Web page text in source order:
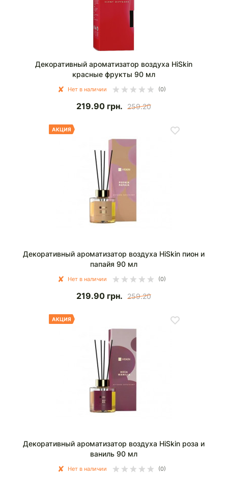
Декоративный ароматизатор воздуха HiSkin
красные фрукты 90 мл
Нет в наличии (0)
219.90 грн. 259.20
Декоративный ароматизатор воздуха HiSkin пион и
папайя 90 мл
Нет в наличии (0)
219.90 грн. 259.20
Декоративный ароматизатор воздуха HiSkin роза и
ваниль 90 мл
Нет в наличии (0)